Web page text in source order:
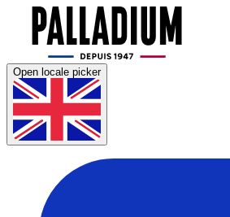
Open locale picker